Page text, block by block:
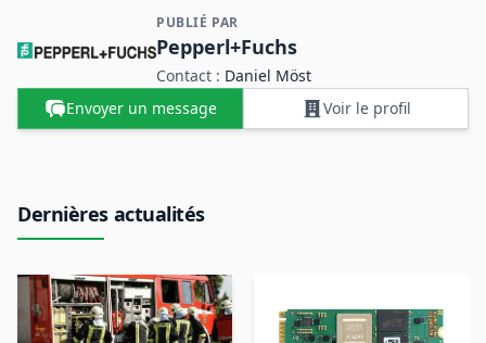
Contact et informations sur l'entreprise
PUBLIÉ PAR
Pepperl+Fuchs
Contact : Daniel Möst
Envoyer un message
Voir le profil
Dernières actualités